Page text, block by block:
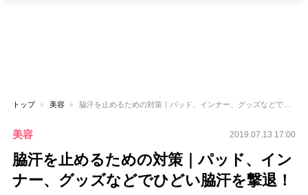
トップ 美容 脇汗を止めるための対策｜パッド、インナー、グッズなどでひどい脇汗を撃退！
美容 2019.07.13 17:00
脇汗を止めるための対策｜パッド、イン
ナー、グッズなどでひどい脇汗を撃退！